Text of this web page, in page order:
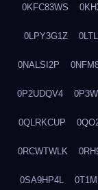
0KFC83WS
0LPY3G1Z
0NALSI2P
0P2UDQV4
0QLRKCUP
0RCWTWLK
0SA9HP4L